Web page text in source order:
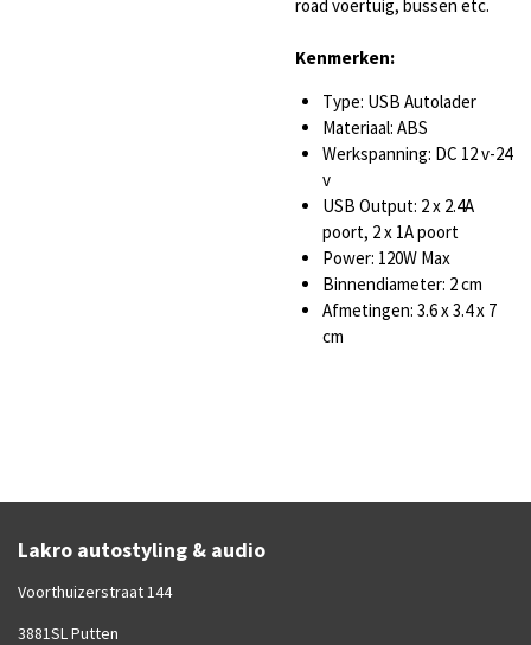
road voertuig, bussen etc.
Kenmerken:
Type: USB Autolader
Materiaal: ABS
Werkspanning: DC 12 v-24
v
USB Output: 2 x 2.4A
poort, 2 x 1A poort
Power: 120W Max
Binnendiameter: 2 cm
Afmetingen: 3.6 x 3.4 x 7
cm
Lakro autostyling & audio
Voorthuizerstraat 144
3881SL Putten